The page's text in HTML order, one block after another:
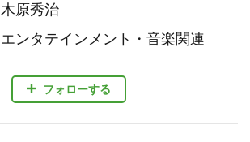
フォローする
木原秀治
エンタテインメント・音楽関連